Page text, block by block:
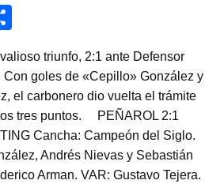
m
p
ar
tir
triunfo, 2:1 ante Defensor
Con goles de «Cepillo» González y
el carbonero dio vuelta el trámite
tres puntos. PEÑAROL 2:1
Cancha: Campeón del Siglo.
Andrés Nievas y Sebastián
Arman. VAR: Gustavo Tejera.